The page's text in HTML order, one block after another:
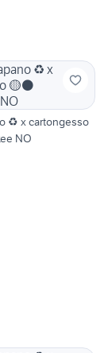
♻️ x cartongesso
NO